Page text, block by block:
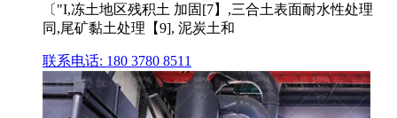
〔"I,冻土地区残积土 加固[7】,三合土表面耐水性处理
同,尾矿黏土处理【9], 泥炭土和
联系电话: 180 3780 8511